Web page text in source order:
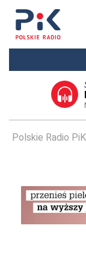
Polskie Radio PiK